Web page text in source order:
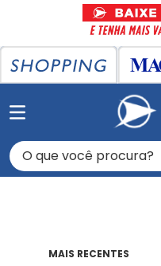
O que você procura?
MAIS RECENTES